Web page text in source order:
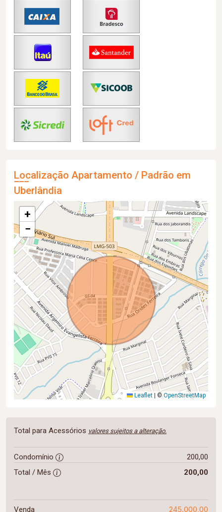
Localização Apartamento / Padrão em
Uberlândia
+
−
Leaflet ©OpenStreetMap
Total para Acessórios valores sujeitos a alteração.
Condomínio
200,00
Total / Mês
200,00
Venda 245.000,00